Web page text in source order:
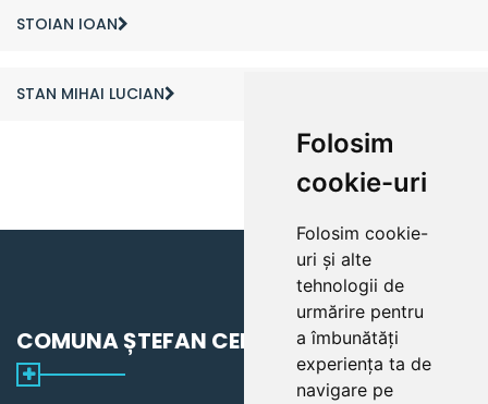
Folosim
cookie-uri
Folosim cookie-
uri și alte
tehnologii de
urmărire pentru
a îmbunătăți
experiența ta de
navigare pe
STOIAN IOAN
STAN MIHAI LUCIAN
COMUNA ȘTEFAN CEL MARE